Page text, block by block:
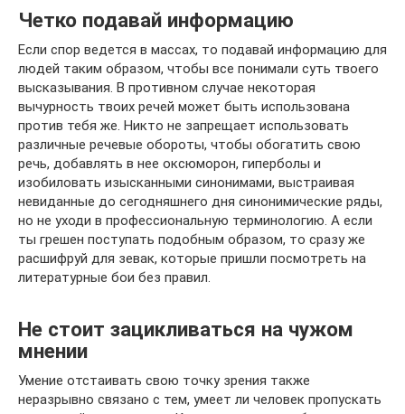
Четко подавай информацию
Если спор ведется в массах, то подавай информацию для
людей таким образом, чтобы все понимали суть твоего
высказывания. В противном случае некоторая
вычурность твоих речей может быть использована
против тебя же. Никто не запрещает использовать
различные речевые обороты, чтобы обогатить свою
речь, добавлять в нее оксюморон, гиперболы и
изобиловать изысканными синонимами, выстраивая
невиданные до сегодняшнего дня синонимические ряды,
но не уходи в профессиональную терминологию. А если
ты грешен поступать подобным образом, то сразу же
расшифруй для зевак, которые пришли посмотреть на
литературные бои без правил.
Не стоит зацикливаться на чужом
мнении
Умение отстаивать свою точку зрения также
неразрывно связано с тем, умеет ли человек пропускать